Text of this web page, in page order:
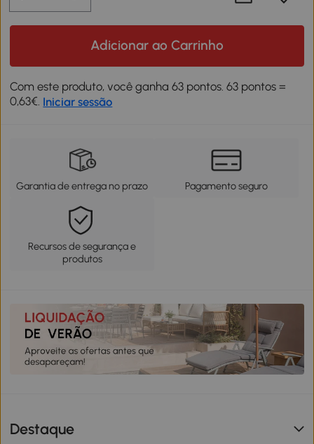
Adicionar ao Carrinho
Com este produto, você ganha 63 pontos. 63 pontos =
0,63€. Iniciar sessão
Garantia de entrega no prazo Pagamento seguro
Recursos de segurança e
produtos
Destaque